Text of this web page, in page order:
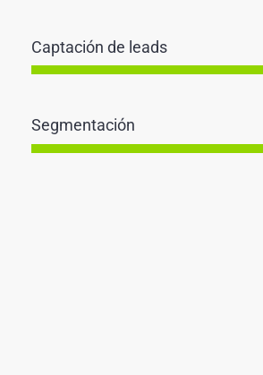
Captación de leads
Segmentación